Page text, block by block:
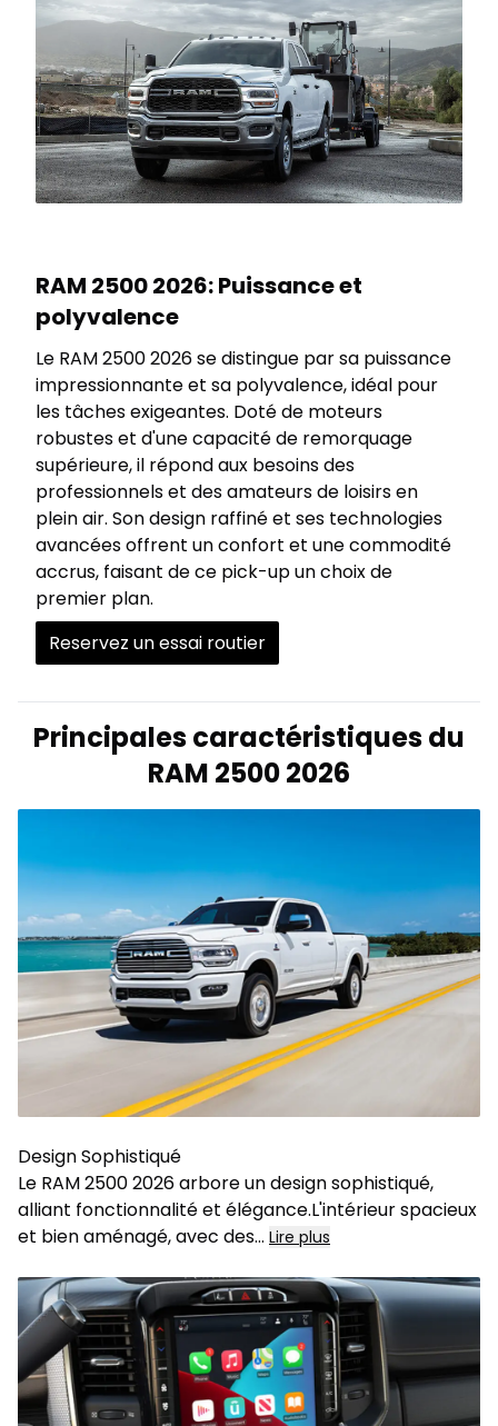
RAM 2500 2026: Puissance et
polyvalence
Le RAM 2500 2026 se distingue par sa puissance
impressionnante et sa polyvalence, idéal pour
les tâches exigeantes. Doté de moteurs
robustes et d'une capacité de remorquage
supérieure, il répond aux besoins des
professionnels et des amateurs de loisirs en
plein air. Son design raffiné et ses technologies
avancées offrent un confort et une commodité
accrus, faisant de ce pick-up un choix de
premier plan.
Reservez un essai routier
Principales caractéristiques du
RAM 2500 2026
Design Sophistiqué
Le RAM 2500 2026 arbore un design sophistiqué,
alliant fonctionnalité et élégance.L'intérieur spacieux
et bien aménagé, avec des... Lire plus